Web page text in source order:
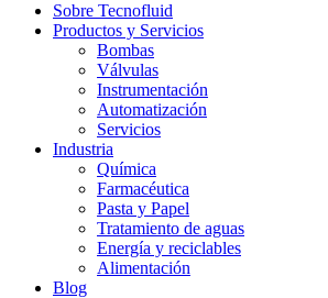
Sobre Tecnofluid
Productos y Servicios
Bombas
Válvulas
Instrumentación
Automatización
Servicios
Industria
Química
Farmacéutica
Pasta y Papel
Tratamiento de aguas
Energía y reciclables
Alimentación
Blog